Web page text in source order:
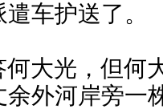
车护送了。
大光，但何
余外河岸旁一